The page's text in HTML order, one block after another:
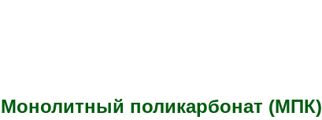
Монолитный поликарбонат (МПК)